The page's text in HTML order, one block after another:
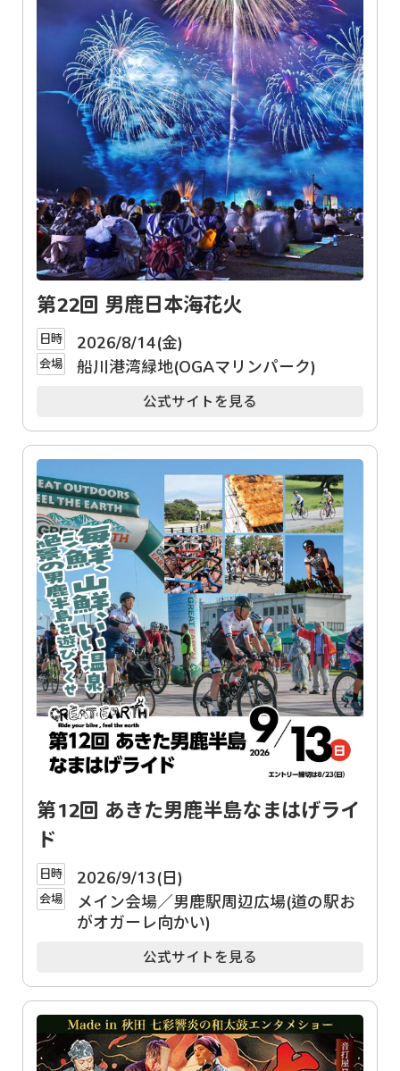
第22回 男鹿日本海花火
日時 2026/8/14(金)
会場 船川港湾緑地(OGAマリンパーク)
公式サイトを見る
第12回 あきた男鹿半島なまはげライ
ド
日時 2026/9/13(日)
会場
メイン会場／男鹿駅周辺広場(道の駅お
がオガーレ向かい)
公式サイトを見る